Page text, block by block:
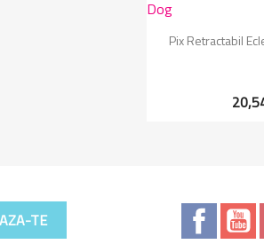

Pix Retractabil